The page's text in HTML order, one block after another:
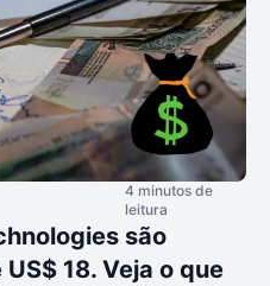
4 minutos de
leitura
são
18. Veja o que